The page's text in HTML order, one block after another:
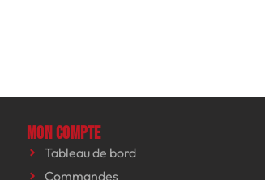
Mon compte
Tableau de bord
Commandes